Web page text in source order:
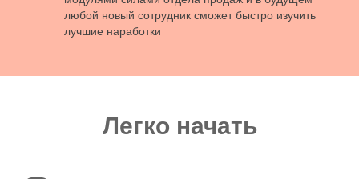
любой новый сотрудник сможет быстро изучить
лучшие наработки
Легко начать